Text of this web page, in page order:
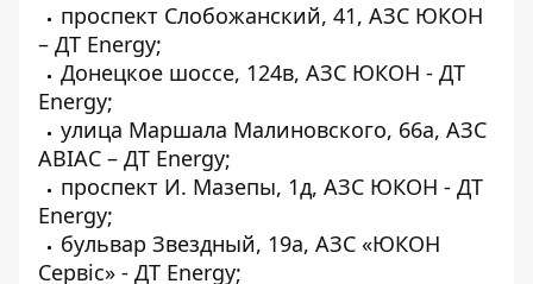
проспект Слобожанский, 41, АЗС ЮКОН
– ДТ Energy;
Донецкое шоссе, 124в, АЗС ЮКОН - ДТ
Energy;
улица Маршала Малиновского, 66а, АЗС
АВІАС – ДТ Energy;
проспект И. Мазепы, 1д, АЗС ЮКОН - ДТ
Energy;
бульвар Звездный, 19а, АЗС «ЮКОН
Сервіс» - ДТ Energy;